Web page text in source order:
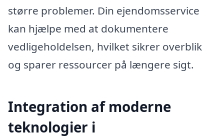
større problemer. Din ejendomsservice
kan hjælpe med at dokumentere
vedligeholdelsen, hvilket sikrer overblik
og sparer ressourcer på længere sigt.
Integration af moderne
teknologier i